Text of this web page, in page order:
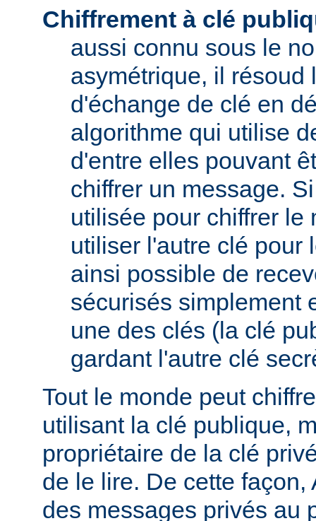
Chiffrement à clé
aussi connu sous le
asymétrique, il résoud
d'échange de clé en
algorithme qui utilise
d'entre elles pouvant
chiffrer un message.
utilisée pour chiffrer le
utiliser l'autre clé pour
ainsi possible de
sécurisés simplement
une des clés (la clé
gardant l'autre clé
Tout le monde peut
utilisant la clé publique,
propriétaire de la clé
de le lire. De cette façon,
des messages privés au